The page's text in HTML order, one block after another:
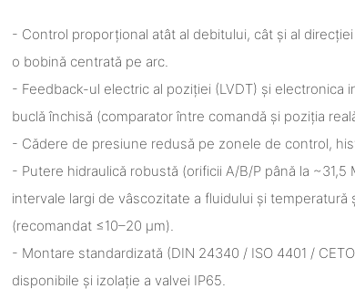
- Control proporțional atât al debitului, cât și al
o bobină centrată pe arc.
- Feedback-ul electric al poziției (LVDT) și electronica
buclă închisă (comparator între comandă și poziția
- Cădere de presiune redusă pe zonele de control,
- Putere hidraulică robustă (orificii A/B/P până la ~31,5
intervale largi de vâscozitate a fluidului și temperatură
(recomandat ≤10–20 μm).
- Montare standardizată (DIN 24340 / ISO 4401 /
disponibile și izolație a valvei IP65.